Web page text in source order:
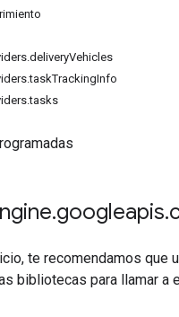
.googleapis.
te recomendamos que
bibliotecas para llamar